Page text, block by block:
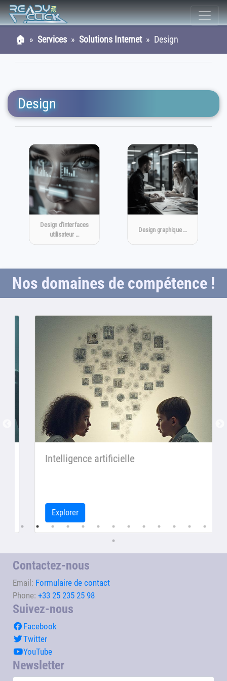
🏠 » Services » Solutions Internet» Design
Design
Design d'interfaces
utilisateur …
Design graphique …
Nos domaines de compétence !
Intelligence artificielle
Explorer
Contactez-nous
Email: Formulaire de contact
Phone: +33 25 235 25 98
Suivez-nous
Facebook
Twitter
YouTube
Newsletter